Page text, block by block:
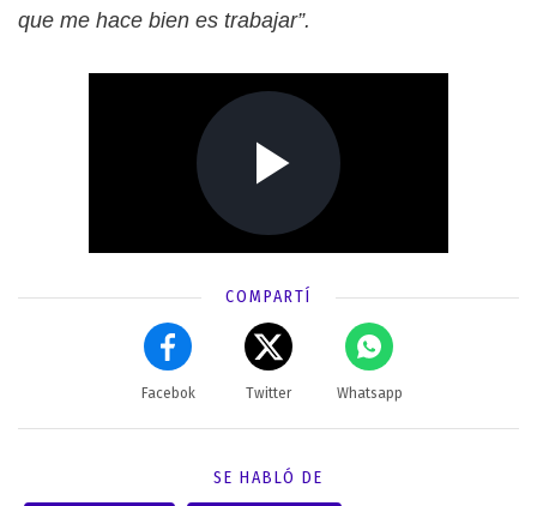
que me hace bien es trabajar”.
COMPARTÍ
Facebok Twitter Whatsapp
SE HABLÓ DE